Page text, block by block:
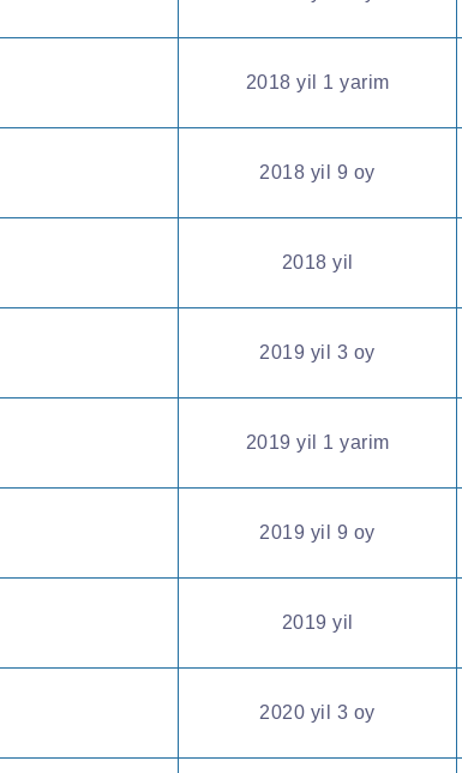
2018 yil 1 yarim
2018 yil 9 oy
2018 yil
2019 yil 3 oy
2019 yil 1 yarim
2019 yil 9 oy
2019 yil
2020 yil 3 oy